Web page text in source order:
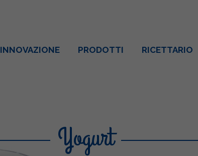
INNOVAZIONE PRODOTTI RICETTARIO
Yogurt